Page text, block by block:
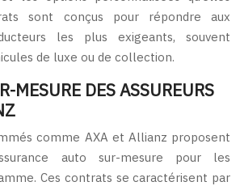
sont conçus pour répondre aux
les plus exigeants, souvent
de luxe ou de collection.
MESURE DES ASSUREURS
comme AXA et Allianz proposent
auto sur-mesure pour les
Ces contrats se caractérisent par